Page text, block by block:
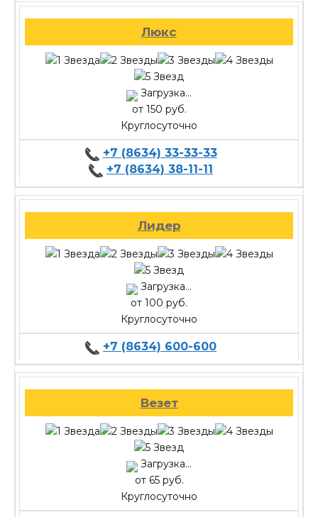
Люкс
Загрузка...
от 150 руб.
Круглосуточно
+7 (8634) 33-33-33
+7 (8634) 38-11-11
Лидер
Загрузка...
от 100 руб.
Круглосуточно
+7 (8634) 600-600
Везет
Загрузка...
от 65 руб.
Круглосуточно